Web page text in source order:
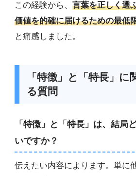
この経験から、 言葉を正しく選
価値を的確に届けるための最低
と痛感しました。
「特徴」と「特長」に
る質問
「特徴」と「特長」は、結局
いですか？
伝えたい内容によります。単に